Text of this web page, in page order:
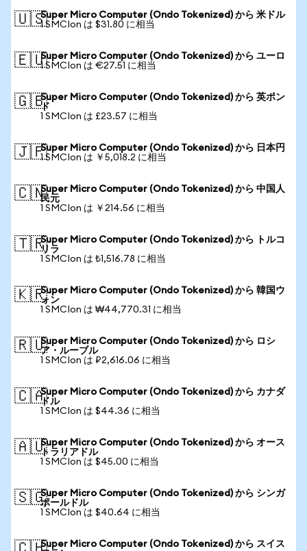
🇺🇸Super Micro Computer (Ondo Tokenized) から 米ドル
1 SMCIon は $31.80 に相当
🇪🇺Super Micro Computer (Ondo Tokenized) から ユーロ
1 SMCIon は €27.51 に相当
🇬🇧Super Micro Computer (Ondo Tokenized) から 英ポン
ド
1 SMCIon は £23.57 に相当
🇯🇵Super Micro Computer (Ondo Tokenized) から 日本円
1 SMCIon は ￥5,018.2 に相当
🇨🇳Super Micro Computer (Ondo Tokenized) から 中国人
民元
1 SMCIon は ￥214.56 に相当
🇹🇷Super Micro Computer (Ondo Tokenized) から トルコ
リラ
1 SMCIon は ₺1,516.78 に相当
🇰🇷Super Micro Computer (Ondo Tokenized) から 韓国ウ
ォン
1 SMCIon は ₩44,770.31 に相当
🇷🇺Super Micro Computer (Ondo Tokenized) から ロシ
ア・ルーブル
1 SMCIon は ₽2,616.06 に相当
🇨🇦Super Micro Computer (Ondo Tokenized) から カナダ
ドル
1 SMCIon は $44.36 に相当
🇦🇺Super Micro Computer (Ondo Tokenized) から オース
トラリアドル
1 SMCIon は $45.00 に相当
🇸🇬Super Micro Computer (Ondo Tokenized) から シンガ
ポールドル
1 SMCIon は $40.64 に相当
Super Micro Computer (Ondo Tokenized) から スイス